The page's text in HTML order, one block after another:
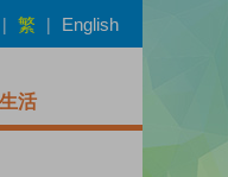
| 繁 | English
活